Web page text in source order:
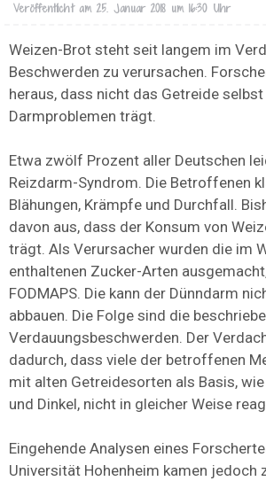
Veröffentlicht am 25. Januar 2018 um 16:30 Uhr
Weizen-Brot steht seit langem im
Beschwerden zu verursachen.
heraus, dass nicht das Getreide
Darmproblemen trägt.
Etwa zwölf Prozent aller Deutschen
Reizdarm-Syndrom. Die Betroffenen
Blähungen, Krämpfe und Durchfall.
davon aus, dass der Konsum von
trägt. Als Verursacher wurden die im
enthaltenen Zucker-Arten
FODMAPS. Die kann der Dünndarm
abbauen. Die Folge sind die
Verdauungsbeschwerden. Der
dadurch, dass viele der betroffenen
mit alten Getreidesorten als Basis,
und Dinkel, nicht in gleicher Weise
Eingehende Analysen eines
Universität Hohenheim kamen jedoch